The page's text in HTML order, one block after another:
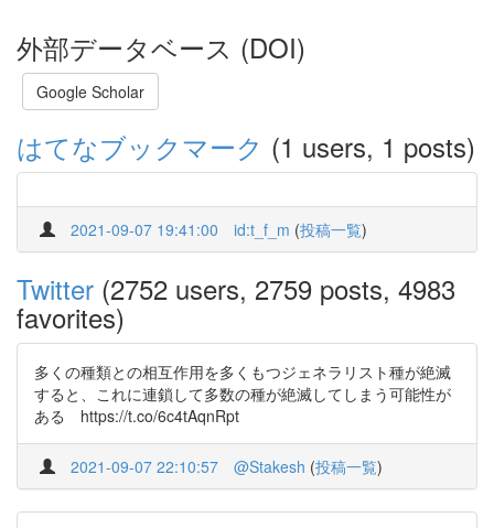
外部データベース (DOI)
Google Scholar
はてなブックマーク (1 users, 1 posts)
2021-09-07 19:41:00 id:t_f_m (投稿一覧)
Twitter (2752 users, 2759 posts, 4983
favorites)
多くの種類との相互作用を多くもつジェネラリスト種が絶滅
すると、これに連鎖して多数の種が絶滅してしまう可能性が
ある https://t.co/6c4tAqnRpt
2021-09-07 22:10:57 @Stakesh (投稿一覧)